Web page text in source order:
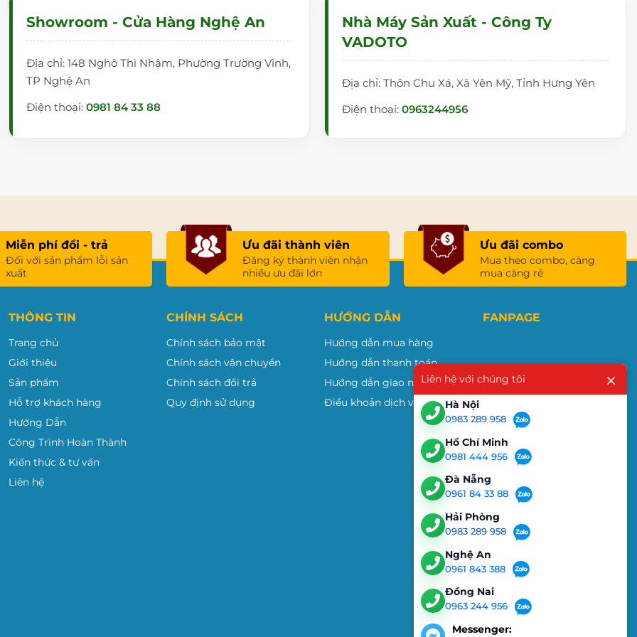
VADOTO
gian sống và làm việc!
Showroom - Cửa Hàng Nghệ An
Địa chỉ: 148 Nghô Thì Nhậm, Phường Trường Vinh,
TP Nghệ An
Điện thoại: 0981 84 33 88
Nhà Máy Sản Xuất - Công Ty
VADOTO
Địa chỉ: Thôn Chu Xá, Xã Yên Mỹ, Tỉnh Hưng Yên
Điện thoại:0963244956
Miễn phí đổi - trả
Đối với sản phẩm lỗi sản
xuất
Ưu đãi thành viên
Đăng ký thành viên nhận
nhiều ưu đãi lớn
Ưu đãi combo
Mua theo combo, càng
mua càng rẻ
THÔNG TIN
Trang chủ
Giới thiệu
Sản phẩm
Hỗ trợ khách hàng
Hướng Dẫn
Công Trình Hoàn Thành
Kiến thức & tư vấn
Liên hệ
CHÍNH SÁCH
Chính sách bảo mật
Chính sách vận chuyển
Chính sách đổi trả
Quy định sử dụng
HƯỚNG DẪN
Hướng dẫn mua hàng
Hướng dẫn thanh toán
Hướng dẫn giao nhận
Điều khoản dịch vụ
FANPAGE
Liên hệ với chúng tôi
Hà Nội
0983 289 958
Hồ Chí Minh
0981 444 956
Đà Nẵng
0961 84 33 88
Hải Phòng
0983 289 958
Nghệ An
0961 843 388
Đồng Nai
0963 244 956
Messenger: